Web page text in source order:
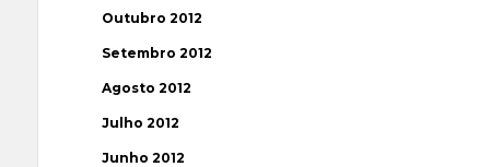
Outubro 2012
Setembro 2012
Agosto 2012
Julho 2012
Junho 2012